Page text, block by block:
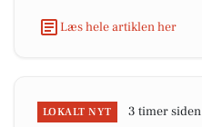
Læs hele artiklen her
LOKALT NYT 3 timer siden